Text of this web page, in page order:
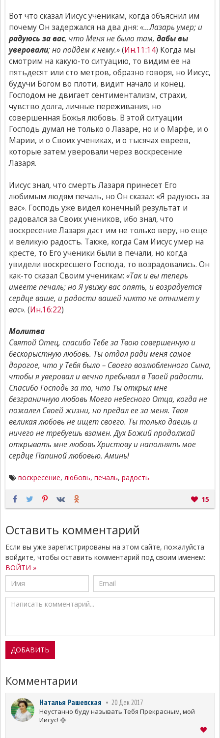
Вот что сказал Иисус ученикам, когда объяснил им
почему Он задержался на два дня: «…Лазарь умер; и
радуюсь за вас, что Меня не было там, дабы вы
уверовали; но пойдем к нему.»(Ин.11:14) Когда мы
смотрим на какую-то ситуацию, то видим ее на
пятьдесят или сто метров, образно говоря, но Иисус,
будучи Богом во плоти, видит начало и конец.
Господом не двигает сентиментализм, страхи,
чувство долга, личные переживания, но
совершенная Божья любовь. В этой ситуации
Господь думал не только о Лазаре, но и о Марфе, и о
Марии, и о Своих учениках, и о тысячах евреев,
которые затем уверовали через воскресение
Лазаря.
Иисус знал, что смерть Лазаря принесет Его
любимым людям печаль, но Он сказал: «Я радуюсь за
вас». Господь уже видел конечный результат и
радовался за Своих учеников, ибо знал, что
воскресение Лазаря даст им не только веру, но еще
и великую радость. Также, когда Сам Иисус умер на
кресте, то Его ученики были в печали, но когда
увидели воскресшего Господа, то возрадовались. Он
как-то сказал Своим ученикам: «Так и вы теперь
имеете печаль; но Я увижу вас опять, и возрадуется
сердце ваше, и радости вашей никто не отнимет у
вас». (Ин.16:22)
Молитва
Святой Отец, спасибо Тебе за Твою совершенную и
бескорыстную любовь. Ты отдал ради меня самое
дорогое, что у Тебя было – Своего возлюбленного Сына,
чтобы я уверовал и вечно пребывал в Твоей радости.
Спасибо Господь за то, что Ты открыл мне
безграничную любовь Моего небесного Отца, когда не
пожалел Своей жизни, но предал ее за меня. Твоя
великая любовь не ищет своего. Ты только даешь и
ничего не требуешь взамен. Дух Божий продолжай
открывать мне любовь Христову и наполнять мое
сердце Папиной любовью. Аминь!
воскресение, любовь, печаль, радость
15
Оставить комментарий
Если вы уже зарегистрированы на этом сайте, пожалуйста
войдите, чтобы оставить комментарий под своим именем:
ВОЙТИ »
Комментарии
Наталья Рашевская 20 Дек 2017
Неустанно буду называть Тебя Прекрасным, мой
Иисус! 🌞